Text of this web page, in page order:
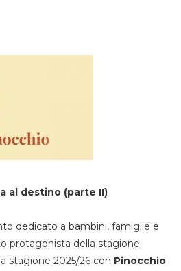
al destino (parte II)
dedicato a bambini, famiglie e
protagonista della stagione
stagione 2025/26 con Pinocchio